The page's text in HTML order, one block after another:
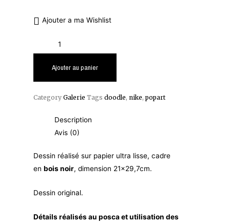
Ajouter a ma Wishlist
Ajouter au panier
Category Galerie Tags doodle, nike,popart
Description
Avis (0)
Dessin réalisé sur papier ultra lisse, cadre
en bois noir, dimension 21×29,7cm.
Dessin original.
Détails réalisés au posca et utilisation des